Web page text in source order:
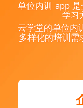
单位内训 app
学习
云学堂的单位内
多样化的培训需